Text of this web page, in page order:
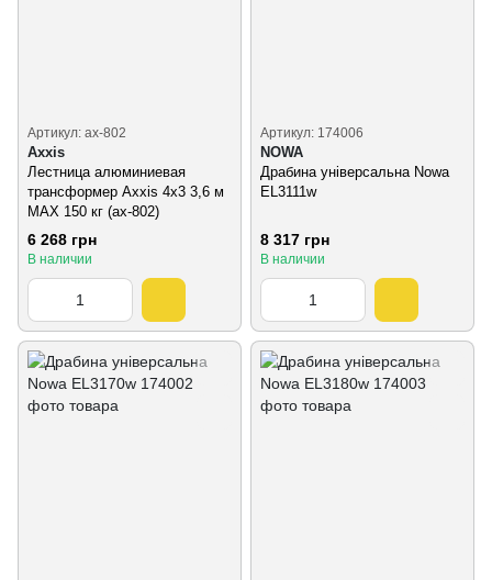
Артикул: ax-802
Axxis
Лестница алюминиевая
трансформер Axxis 4х3 3,6 м
MAX 150 кг (ax-802)
6 268 грн
В наличии
Артикул: 174006
NOWA
Драбина універсальна Nowa
EL3111w
8 317 грн
В наличии